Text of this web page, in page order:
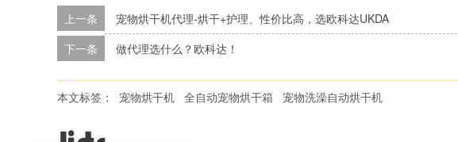
上一条
宠物烘干机代理-烘干+护理、性价比高，选欧科达UKDA
下一条 做代理选什么？欧科达！
本文标签： 宠物烘干机 全自动宠物烘干箱 宠物洗澡自动烘干机